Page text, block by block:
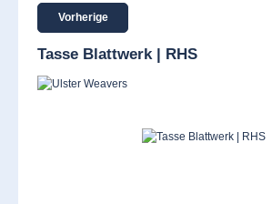
Vorherige
Tasse Blattwerk | RHS
Bildergalerie überspringen